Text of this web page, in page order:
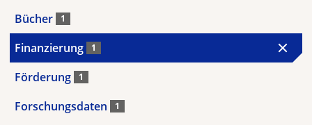
Bücher 1
Finanzierung 1
Förderung 1
Forschungsdaten 1